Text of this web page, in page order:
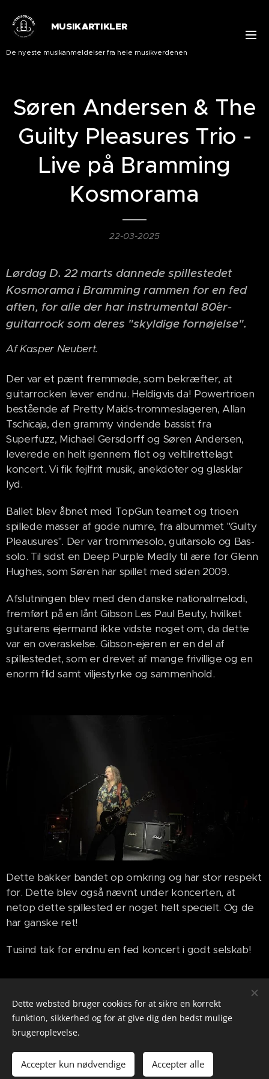
MUSIKARTIKLER
De nyeste musikanmeldelser fra hele musikverdenen
Søren Andersen & The
Guilty Pleasures Trio -
Live på Bramming
Kosmorama
22-03-2025
Lørdag D. 22 marts dannede spillestedet
Kosmorama i Bramming rammen for en fed
aften, for alle der har instrumental 80´er-
guitarrock som deres "skyldige fornøjelse".
Af Kasper Neubert.
Der var et pænt fremmøde, som bekræfter, at
guitarrocken lever endnu. Heldigvis da! Powertrioen
bestående af Pretty Maids-trommeslageren, Allan
Tschicaja, den grammy vindende bassist fra
Superfuzz, Michael Gersdorff og Søren Andersen,
leverede en helt igennem flot og veltilrettelagt
koncert. Vi fik fejlfrit musik, anekdoter og glasklar
lyd.
Ballet blev åbnet med TopGun teamet og trioen
spillede masser af gode numre, fra albummet "Guilty
Pleausures". Der var trommesolo, guitarsolo og Bas-
solo. Til sidst en Deep Purple Medly til ære for Glenn
Hughes, som Søren har spillet med siden 2009.
Afslutningen blev med den danske nationalmelodi,
fremført på en lånt Gibson Les Paul Beuty, hvilket
guitarens ejermand ikke vidste noget om, da dette
var en overaskelse. Gibson-ejeren er en del af
spillestedet, som er drevet af mange frivillige og en
enorm flid samt viljestyrke og sammenhold.
Dette bakker bandet op omkring og har stor respekt
for. Dette blev også nævnt under koncerten, at
netop dette spillested er noget helt specielt. Og de
har ganske ret!
Tusind tak for endnu en fed koncert i godt selskab!
info@soundscribe.dk
Cookies
Dette websted bruger cookies for at sikre en korrekt
funktion, sikkerhed og for at give dig den bedst mulige
brugeroplevelse.
Accepter kun nødvendige Accepter alle